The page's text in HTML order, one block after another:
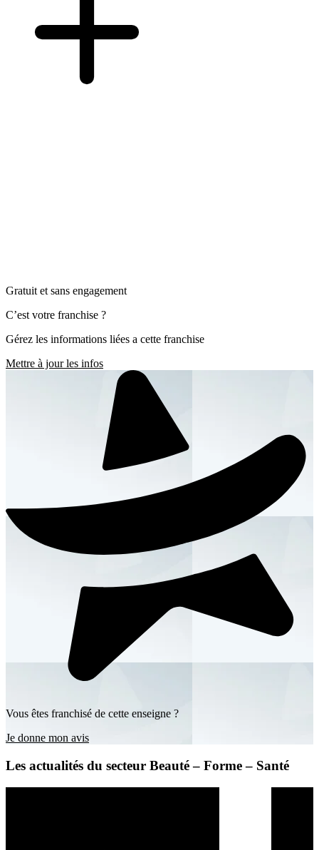
Gratuit et sans engagement
C’est votre franchise ?
Gérez les informations liées a cette franchise
Mettre à jour les infos
Vous êtes franchisé de cette enseigne ?
Je donne mon avis
Les actualités du secteur Beauté – Forme – Santé